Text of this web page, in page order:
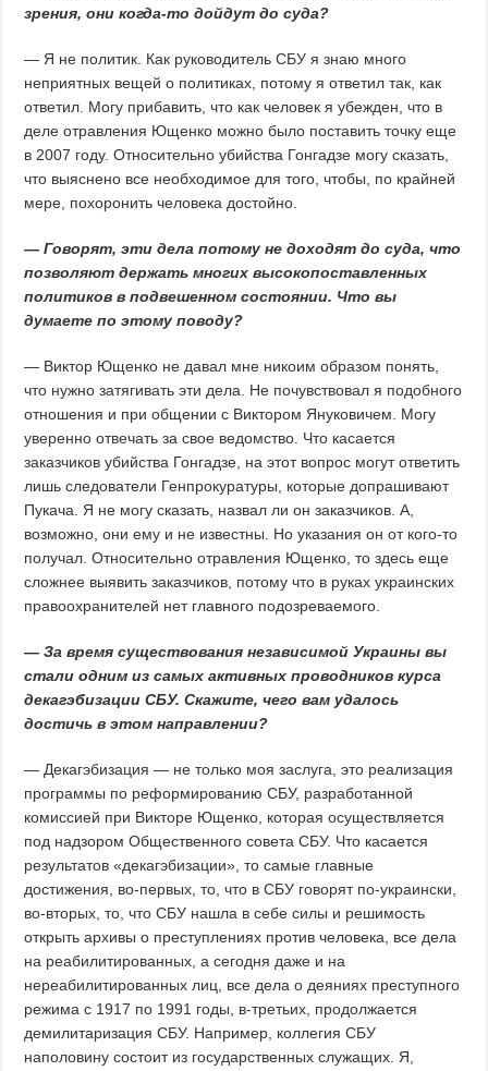
зрения, они когда-то дойдут до суда?
— Я не политик. Как руководитель СБУ я знаю много
неприятных вещей о политиках, потому я ответил так, как
ответил. Могу прибавить, что как человек я убежден, что в
деле отравления Ющенко можно было поставить точку еще
в 2007 году. Относительно убийства Гонгадзе могу сказать,
что выяснено все необходимое для того, чтобы, по крайней
мере, похоронить человека достойно.
— Говорят, эти дела потому не доходят до суда, что
позволяют держать многих высокопоставленных
политиков в подвешенном состоянии. Что вы
думаете по этому поводу?
— Виктор Ющенко не давал мне никоим образом понять,
что нужно затягивать эти дела. Не почувствовал я подобного
отношения и при общении с Виктором Януковичем. Могу
уверенно отвечать за свое ведомство. Что касается
заказчиков убийства Гонгадзе, на этот вопрос могут ответить
лишь следователи Генпрокуратуры, которые допрашивают
Пукача. Я не могу сказать, назвал ли он заказчиков. А,
возможно, они ему и не известны. Но указания он от кого-то
получал. Относительно отравления Ющенко, то здесь еще
сложнее выявить заказчиков, потому что в руках украинских
правоохранителей нет главного подозреваемого.
— За время существования независимой Украины вы
стали одним из самых активных проводников курса
декагэбизации СБУ. Скажите, чего вам удалось
достичь в этом направлении?
— Декагэбизация — не только моя заслуга, это реализация
программы по реформированию СБУ, разработанной
комиссией при Викторе Ющенко, которая осуществляется
под надзором Общественного совета СБУ. Что касается
результатов «декагэбизации», то самые главные
достижения, во-первых, то, что в СБУ говорят по-украински,
во-вторых, то, что СБУ нашла в себе силы и решимость
открыть архивы о преступлениях против человека, все дела
на реабилитированных, а сегодня даже и на
нереабилитированных лиц, все дела о деяниях преступного
режима с 1917 по 1991 годы, в-третьих, продолжается
демилитаризация СБУ. Например, коллегия СБУ
наполовину состоит из государственных служащих. Я,